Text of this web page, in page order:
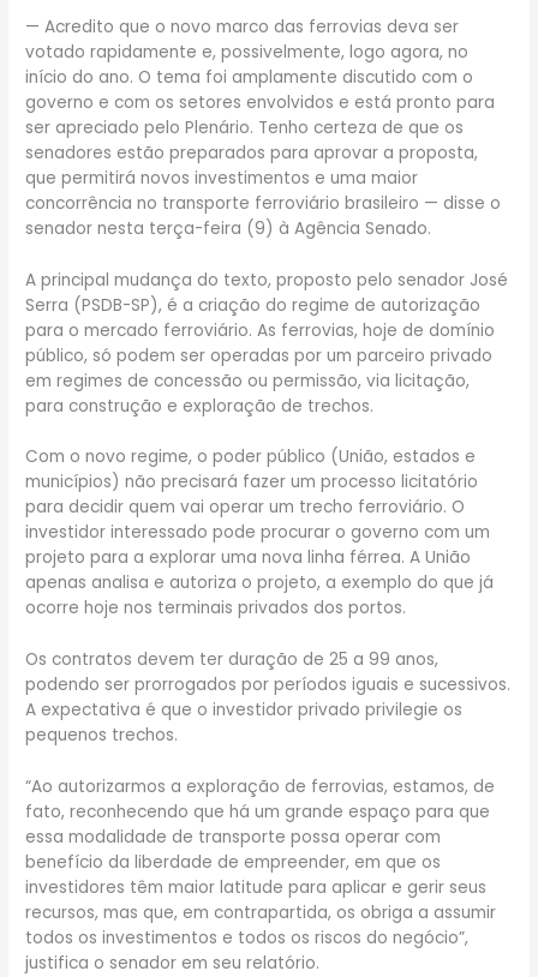
— Acredito que o novo marco das ferrovias deva ser
votado rapidamente e, possivelmente, logo agora, no
início do ano. O tema foi amplamente discutido com o
governo e com os setores envolvidos e está pronto para
ser apreciado pelo Plenário. Tenho certeza de que os
senadores estão preparados para aprovar a proposta,
que permitirá novos investimentos e uma maior
concorrência no transporte ferroviário brasileiro — disse o
senador nesta terça-feira (9) à Agência Senado.
A principal mudança do texto, proposto pelo senador José
Serra (PSDB-SP), é a criação do regime de autorização
para o mercado ferroviário. As ferrovias, hoje de domínio
público, só podem ser operadas por um parceiro privado
em regimes de concessão ou permissão, via licitação,
para construção e exploração de trechos.
Com o novo regime, o poder público (União, estados e
municípios) não precisará fazer um processo licitatório
para decidir quem vai operar um trecho ferroviário. O
investidor interessado pode procurar o governo com um
projeto para a explorar uma nova linha férrea. A União
apenas analisa e autoriza o projeto, a exemplo do que já
ocorre hoje nos terminais privados dos portos.
Os contratos devem ter duração de 25 a 99 anos,
podendo ser prorrogados por períodos iguais e sucessivos.
A expectativa é que o investidor privado privilegie os
pequenos trechos.
“Ao autorizarmos a exploração de ferrovias, estamos, de
fato, reconhecendo que há um grande espaço para que
essa modalidade de transporte possa operar com
benefício da liberdade de empreender, em que os
investidores têm maior latitude para aplicar e gerir seus
recursos, mas que, em contrapartida, os obriga a assumir
todos os investimentos e todos os riscos do negócio”,
justifica o senador em seu relatório.